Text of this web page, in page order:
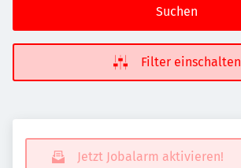
Suchen
Filter einschalten
Jetzt Jobalarm aktivieren!